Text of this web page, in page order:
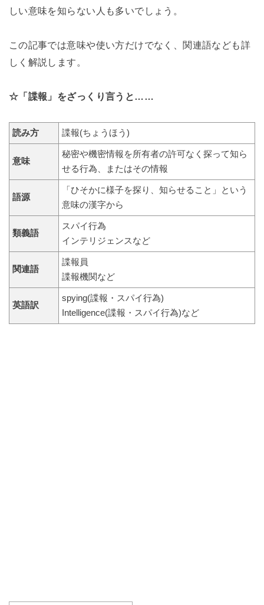
しい意味を知らない人も多いでしょう。
この記事では意味や使い方だけでなく、関連語なども詳
しく解説します。
☆「諜報」をざっくり言うと……
読み方 諜報(ちょうほう)
意味
秘密や機密情報を所有者の許可なく探って知ら
せる行為、またはその情報
語源
「ひそかに様子を探り、知らせること」という
意味の漢字から
類義語
スパイ行為
インテリジェンスなど
関連語
諜報員
諜報機関など
英語訳
spying(諜報・スパイ行為)
Intelligence(諜報・スパイ行為)など